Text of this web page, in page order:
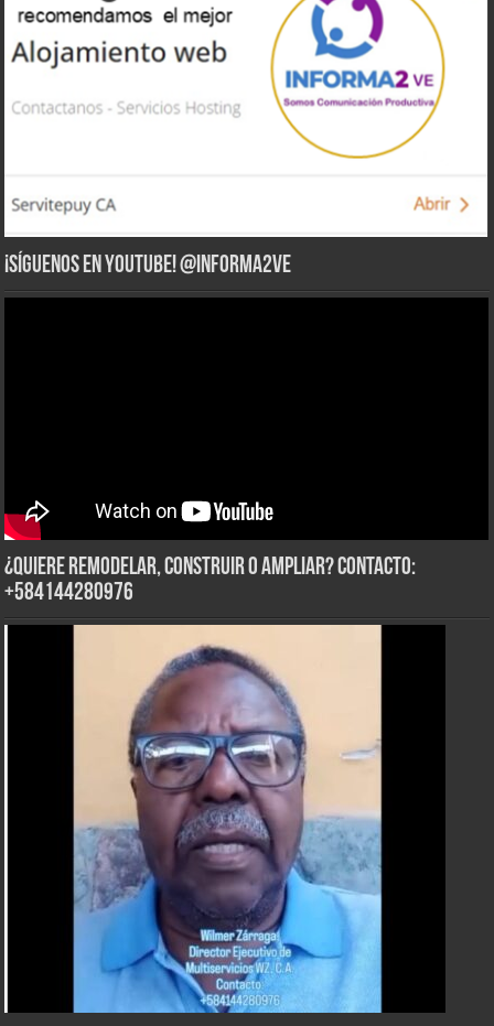
¡Síguenos en YouTube! @informa2ve
¿Quiere Remodelar, Construir o Ampliar? Contacto:
+584144280976